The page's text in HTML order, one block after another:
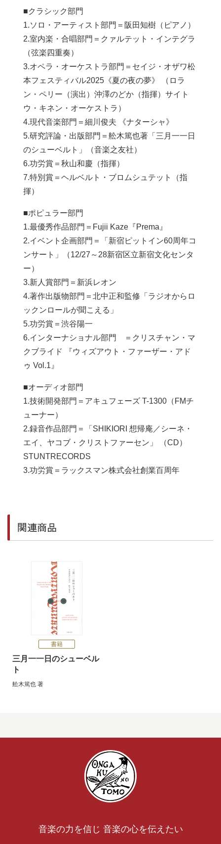
■クラシック部門
1.ソロ・アーティスト部⾨＝阪田知樹（ピアノ）
2.室内楽・合唱部⾨＝クァルテット・インテグラ
（弦楽四重奏）
3.オペラ・オーケストラ部⾨＝セイジ・オザワ松
本フェスティバル2025《夏の夜の夢》 （ロラ
ン・ペリー（演出）沖澤のどか（指揮）サイト
ウ・キネン・オーケストラ）
4.現代⾳楽部⾨＝細川俊夫 《ナターシャ》
5.研究評論・出版部⾨＝舩木篤也著「三月一一日
のシューベルト」（音楽之友社）
6.功労賞＝秋山和慶（指揮）
7.特別賞＝ヘルベルト・ブロムシュテット（指
揮）
■ポピュラー部門
1.最優秀作品部⾨＝Fujii Kaze『Prema』
2.イベント企画部⾨＝「新宿ピットイン60周年コ
ンサート」（12/27～28新宿区立新宿文化センタ
ー）
3.新⼈賞部⾨＝新浜レオン
4.著作出版物部⾨＝北中正和監修「ラジオからロ
ックンロールが聞こえる」
5.功労賞＝渋谷陽一
6.インターナショナル部⾨ ＝クリスチャン・マ
クブライド 『ウィズアウト・ファーザー・アド
ゥ Vol.1』
■オーディオ部門
1.技術開発部⾨＝アキュフェーズ T-1300（FMチ
ューナー）
2.録⾳作品部⾨＝「SHIKIORI 想帰庵／シーネ・
エイ、ヤコブ・クリストファーセン」 （CD）
STUNTRECORDS
3.功労賞＝ラックスマン株式会社創業百周年
関連商品
書籍
三月一一日のシューベル
ト
舩木篤也 著
音楽の力を信じ 音楽の心を伝えたい